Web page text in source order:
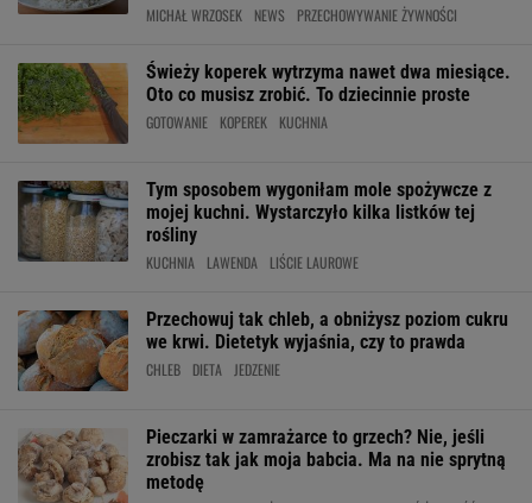
MICHAŁ WRZOSEK NEWS PRZECHOWYWANIE ŻYWNOŚCI
Świeży koperek wytrzyma nawet dwa miesiące.
Oto co musisz zrobić. To dziecinnie proste
GOTOWANIE KOPEREK KUCHNIA
Tym sposobem wygoniłam mole spożywcze z
mojej kuchni. Wystarczyło kilka listków tej
rośliny
KUCHNIA LAWENDA LIŚCIE LAUROWE
Przechowuj tak chleb, a obniżysz poziom cukru
we krwi. Dietetyk wyjaśnia, czy to prawda
CHLEB DIETA JEDZENIE
Pieczarki w zamrażarce to grzech? Nie, jeśli
zrobisz tak jak moja babcia. Ma na nie sprytną
metodę